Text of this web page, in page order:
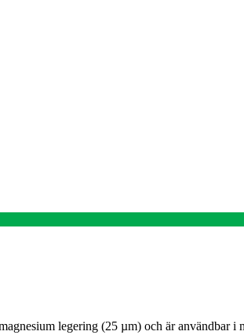
legering (25 µm) och är användbar i